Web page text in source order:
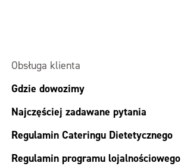
Obsługa klienta
Gdzie dowozimy
Najczęściej zadawane pytania
Regulamin Cateringu Dietetycznego
Regulamin programu lojalnościowego